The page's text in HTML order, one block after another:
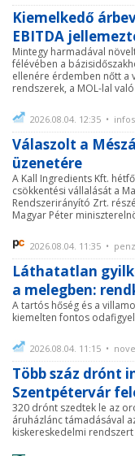
Kiemelkedő
EBITDA
Mintegy harmadával
félévében a
ellenére érdemben nőtt a
rendszerek, a MOL-lal való
2026.08.04. 12:35 •
Válaszolt a
üzenetére
A Kall Ingredients Kft.
csökkentési vállalását a
Rendszerirányító Zrt.
Magyar Péter
2026.08.04. 11:35 •
Láthatatlan
a melegben:
A tartós hőség és a
kiemelten fontos
2026.08.04. 11:15 •
Több száz drónt
Szentpétervár
320 drónt szedtek le az
áruházlánc támadásával
kiskereskedelmi rendszert